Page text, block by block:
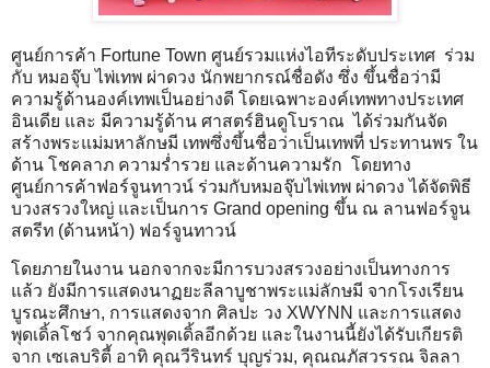
ศูนย์การค้า Fortune Town ศูนย์รวมแห่งไอทีระดับประเทศ ร่วม
กับ หมอจุ๊บ ไพ่เทพ ผ่าดวง นักพยากรณ์ชื่อดัง ซึ่ง ขึ้นชื่อว่ามี
ความรู้ด้านองค์เทพเป็นอย่างดี โดยเฉพาะองค์เทพทางประเทศ
อินเดีย และ มีความรู้ด้าน ศาสตร์ฮินดูโบราณ ได้ร่วมกันจัด
สร้างพระแม่มหาลักษมี เทพซึ่งขึ้นชื่อว่าเป็นเทพที่ ประทานพร ใน
ด้าน โชคลาภ ความร่ำรวย และด้านความรัก โดยทาง
ศูนย์การค้าฟอร์จูนทาวน์ ร่วมกับหมอจุ๊บไพ่เทพ ผ่าดวง ได้จัดพิธี
บวงสรวงใหญ่ และเป็นการ Grand opening ขึ้น ณ ลานฟอร์จูน
สตรีท (ด้านหน้า) ฟอร์จูนทาวน์
โดยภายในงาน นอกจากจะมีการบวงสรวงอย่างเป็นทางการ
แล้ว ยังมีการแสดงนาฏยะลีลาบูชาพระแม่ลักษมี จากโรงเรียน
บูรณะศึกษา, การแสดงจาก ศิลปะ วง XWYNN และการแสดง
พุดเดิ้ลโชว์ จากคุณพุดเดิ้ลอีกด้วย และในงานนี้ยังได้รับเกียรติ
จาก เซเลบริตี้ อาทิ คุณวีรินทร์ บุญร่วม, คุณณภัสวรรณ จิลลา